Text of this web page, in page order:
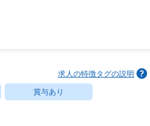
求人の特徴タグの説明
賞与あり